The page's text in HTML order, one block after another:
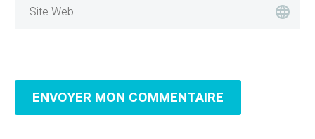
ENVOYER MON COMMENTAIRE